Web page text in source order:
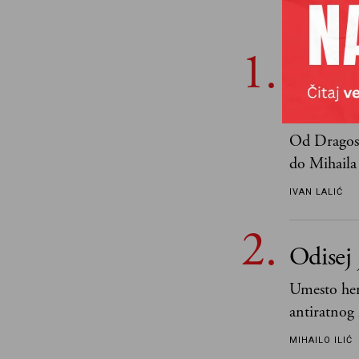
Ivan
Od
do
IVAN LALIĆ
Odisej
Umesto
antiratnog
učeći na
MIHAILO ILIĆ